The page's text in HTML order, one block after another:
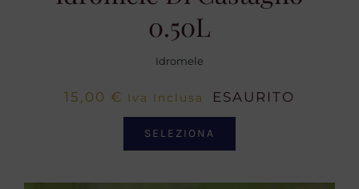
0.50L
Idromele
15,00 € Iva Inclusa ESAURITO
SELEZIONA